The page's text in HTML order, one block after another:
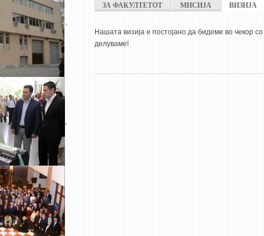
ЗА ФАКУЛТЕТОТ МИСИЈА ВИЗИЈА
Нашата визија е постојано да бидеме во чекор
делуваме!